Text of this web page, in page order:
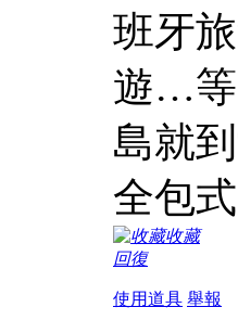
班牙
遊…等
島就
全包
收藏
回復
使用道具 舉報